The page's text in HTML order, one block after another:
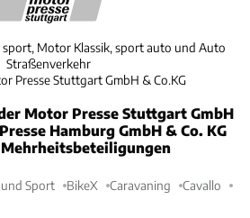
Motor Klassik, sport auto und Auto
Straßenverkehr
Presse Stuttgart GmbH & Co.KG
Motor Presse Stuttgart GmbH
Hamburg GmbH & Co. KG
Sport BikeX Caravaning Cavallo